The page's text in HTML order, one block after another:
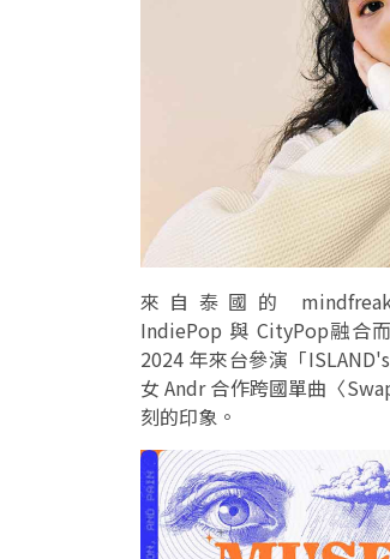
來自泰國的
IndiePop 與 CityPop融合
2024 年來台參演「
女 Andr 合作跨國單曲〈
刻的印象。